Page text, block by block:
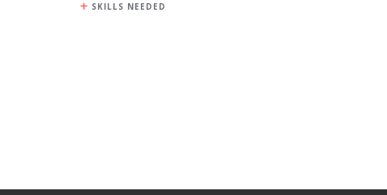
SKILLS NEEDED